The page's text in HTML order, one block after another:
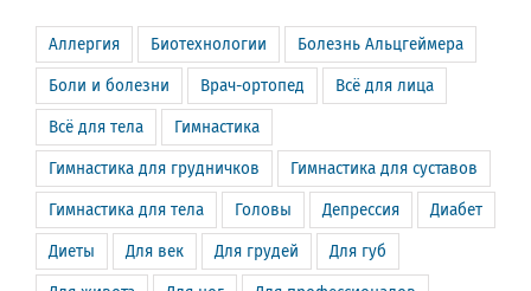
Аллергия Биотехнологии Болезнь Альцгеймера
Боли и болезни Врач-ортопед Всё для лица
Всё для тела Гимнастика
Гимнастика для грудничков Гимнастика для суставов
Гимнастика для тела Головы Депрессия Диабет
Диеты Для век Для грудей Для губ